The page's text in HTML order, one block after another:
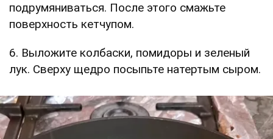
подрумяниваться. После этого смажьте
поверхность кетчупом.
6. Выложите колбаски, помидоры и зеленый
лук. Сверху щедро посыпьте натертым сыром.